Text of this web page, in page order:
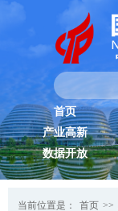
首页
产业高新
数据开放
当前位置是： 首页 >>